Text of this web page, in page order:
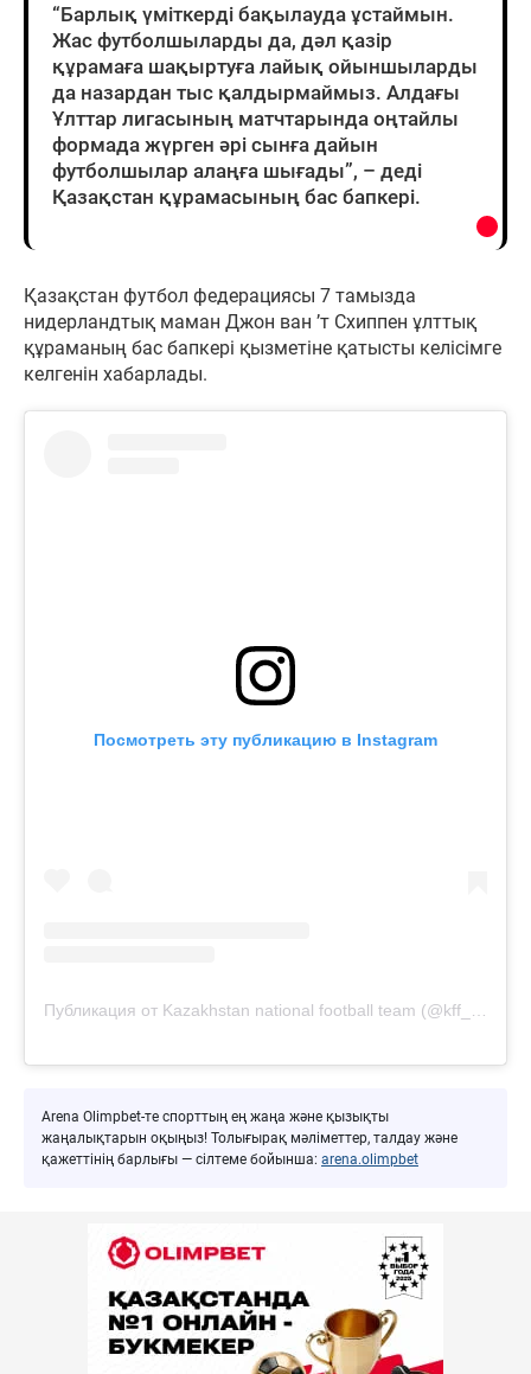
“Барлық үміткерді бақылауда ұстаймын.
Жас футболшыларды да, дәл қазір
құрамаға шақыртуға лайық ойыншыларды
да назардан тыс қалдырмаймыз. Алдағы
Ұлттар лигасының матчтарында оңтайлы
формада жүрген әрі сынға дайын
футболшылар алаңға шығады”, – деді
Қазақстан құрамасының бас бапкері.
Қазақстан футбол федерациясы 7 тамызда
нидерландтық маман Джон ван ’т Схиппен ұлттық
құраманың бас бапкері қызметіне қатысты келісімге
келгенін хабарлады.
Посмотреть эту публикацию в Instagram
Arena Olimpbet-те спорттың ең жаңа және қызықты
жаңалықтарын оқыңыз! Толығырақ мәліметтер, талдау және
қажеттінің барлығы — сілтеме бойынша: arena.olimpbet